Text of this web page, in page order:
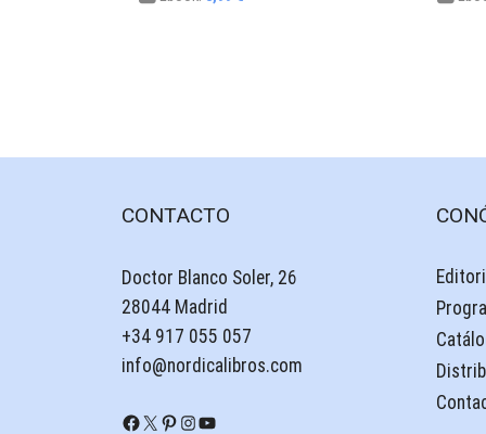
CONTACTO
Doctor Blanco Soler, 26
28044 Madrid
+34 917 055 057
info@nordicalibros.com
Facebook
X Pinterest
Instagram
YouTube